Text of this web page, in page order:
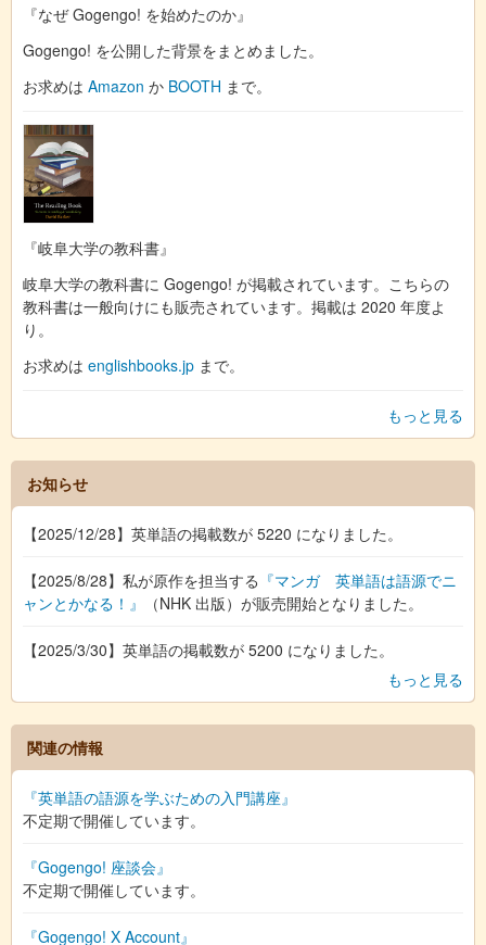
『なぜ Gogengo! を始めたのか』
Gogengo! を公開した背景をまとめました。
お求めは Amazon か BOOTH まで。
『岐阜大学の教科書』
岐阜大学の教科書に Gogengo! が掲載されています。こちらの
教科書は一般向けにも販売されています。掲載は 2020 年度よ
り。
お求めは englishbooks.jp まで。
もっと見る
お知らせ
【2025/12/28】英単語の掲載数が 5220 になりました。
【2025/8/28】私が原作を担当する 『マンガ 英単語は語源でニ
ャンとかなる！』
（NHK 出版）が販売開始となりました。
【2025/3/30】英単語の掲載数が 5200 になりました。
もっと見る
関連の情報
『英単語の語源を学ぶための入門講座』
不定期で開催しています。
『Gogengo! 座談会』
不定期で開催しています。
『Gogengo! X Account』